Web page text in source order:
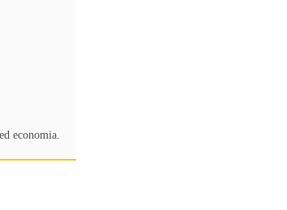
economia.